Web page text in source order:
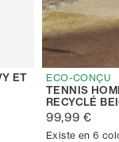
ET
ECO-CONÇU
TENNIS
RECYCLÉ
99,99 €
Existe en 6